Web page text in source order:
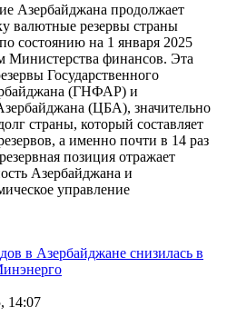
Азербайджана продолжает
валютные резервы страны
состоянию на 1 января 2025
Министерства финансов. Эта
Государственного
(ГНФАР) и
(ЦБА), значительно
страны, который составляет
а именно почти в 14 раз
позиция отражает
Азербайджана и
управление
14:07